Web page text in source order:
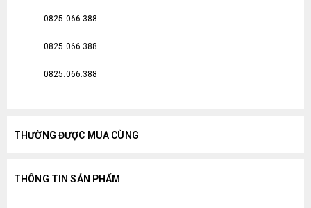
0825.066.388
0825.066.388
0825.066.388
THƯỜNG ĐƯỢC MUA CÙNG
THÔNG TIN SẢN PHẨM